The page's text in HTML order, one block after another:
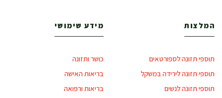
המלצות
תוספי תזונה לספורטאים
תוספי תזונה לירידה במשקל
תוספי תזונה לנשים
מידע שימושי
כושר ותזונה
בריאות האישה
בריאות ורפואה